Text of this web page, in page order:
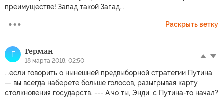
преимуществе! Запад такой Запад...
Раскрыть ветку
Г Герман
18 марта 2018, 02:50
...если говорить о нынешней предвыборной стратегии Путина
— вы всегда наберете больше голосов, разыгрывая карту
столкновения государств. --- А чо ты, Энди, с Путина-то начал?